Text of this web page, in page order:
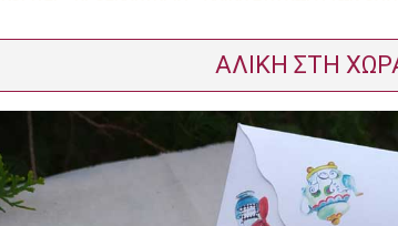
ΑΛΙΚΗ ΣΤΗ